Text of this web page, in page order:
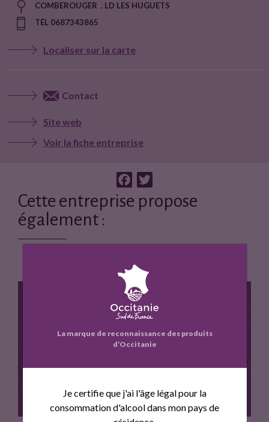
COMBEROUGER . LD LES HUGUETS
TÉL 0687343865
Localiser sur la carte
Contact
Site web
Voir la fiche entreprise
a
c
b
k
w
t
Cette entreprise propose
également :
L'AIGRETTE
La marque de reconnaissance des produits
d’Occitanie
Je certifie que j'ai l'âge légal pour la
consommation d'alcool dans mon pays de